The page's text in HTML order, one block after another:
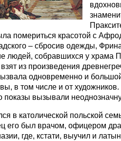
помериться красотой с
– сбросив одежды, Фрина
людей, собравшихся у храма
из произведения
одновременно и
в том числе и от
показы вызывали
в католической польской
его был врачом, офицером
где, кстати, выучил и